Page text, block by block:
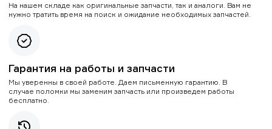
На нашем складе как оригинальные запчасти, так и аналоги. Вам не
нужно тратить время на поиск и ожидание необходимых запчастей.
Гарантия на работы и запчасти
Мы уверенны в своей работе. Даем письменную гарантию. В
случае поломки мы заменим запчасть или произведем работы
бесплатно.